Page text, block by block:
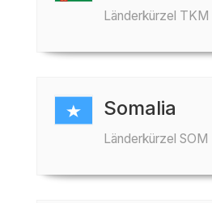
Länderkürzel TKM
Somalia
Länderkürzel SOM